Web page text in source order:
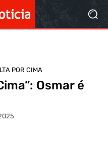
POR CIMA
Osmar é